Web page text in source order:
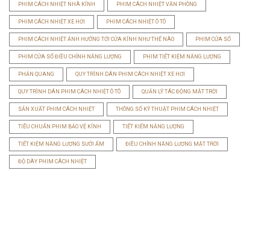
PHIM CÁCH NHIỆT NHÀ KÍNH PHIM CÁCH NHIỆT VĂN PHÒNG
PHIM CÁCH NHIỆT XE HƠI PHIM CÁCH NHIỆT Ô TÔ
PHIM CÁCH NHIỆT ẢNH HƯỞNG TỚI CỬA KÍNH NHƯ THẾ NÀO PHIM CỬA SỔ
PHIM CỬA SỔ ĐIỀU CHỈNH NĂNG LƯỢNG PHIM TIẾT KIỆM NĂNG LƯỢNG
PHẢN QUANG QUY TRÌNH DÁN PHIM CÁCH NHIỆT XE HƠI
QUY TRÌNH DÁN PHIM CÁCH NHIỆT Ô TÔ QUẢN LÝ TÁC ĐỘNG MẶT TRỜI
SẢN XUẤT PHIM CÁCH NHIỆT THÔNG SỐ KỸ THUẬT PHIM CÁCH NHIỆT
TIÊU CHUẨN PHIM BẢO VỆ KÍNH TIẾT KIẾM NĂNG LƯỢNG
TIẾT KIỆM NĂNG LƯỢNG SƯỞI ẤM ĐIỀU CHỈNH NĂNG LƯỢNG MẶT TRỜI
ĐỘ DÀY PHIM CÁCH NHIỆT